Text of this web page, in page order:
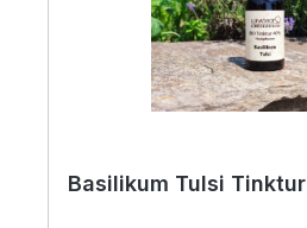
Basilikum Tulsi